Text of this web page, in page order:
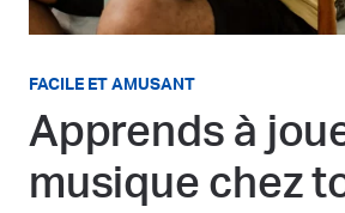
FACILE ET AMUSANT
Apprends à
musique chez